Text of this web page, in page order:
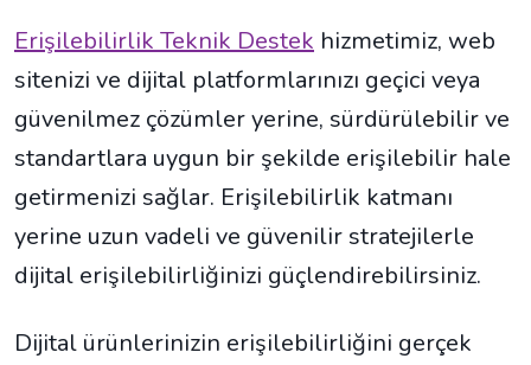
Erişilebilirlik Teknik Destek hizmetimiz, web
sitenizi ve dijital platformlarınızı geçici veya
güvenilmez çözümler yerine, sürdürülebilir ve
standartlara uygun bir şekilde erişilebilir hale
getirmenizi sağlar. Erişilebilirlik katmanı
yerine uzun vadeli ve güvenilir stratejilerle
dijital erişilebilirliğinizi güçlendirebilirsiniz.
Dijital ürünlerinizin erişilebilirliğini gerçek